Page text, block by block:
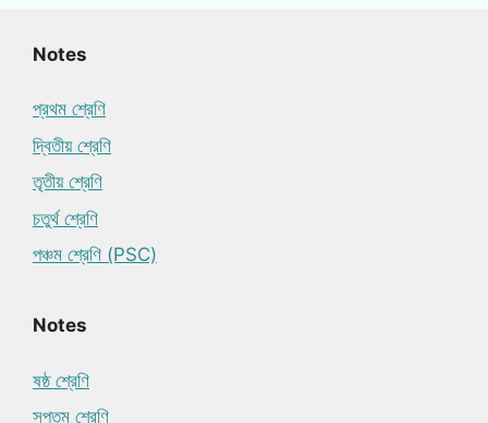
Notes
প্রথম শ্রেণি
দ্বিতীয় শ্রেণি
তৃতীয় শ্রেণি
চতুর্থ শ্রেণি
পঞ্চম শ্রেণি (PSC)
Notes
ষষ্ঠ শ্রেণি
সপ্তম শ্রেণি